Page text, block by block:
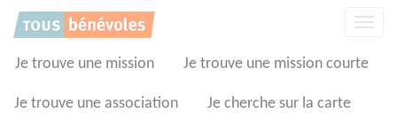
Je trouve une mission Je trouve une mission courte
Je trouve une association Je cherche sur la carte
Panneau de gestion des cookies